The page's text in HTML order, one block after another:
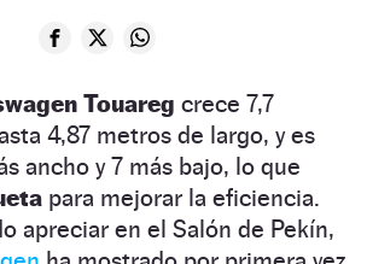
Touareg crece 7,7
4,87 metros de largo, y es
ancho y 7 más bajo, lo que
para mejorar la eficiencia.
apreciar en el Salón de Pekín,